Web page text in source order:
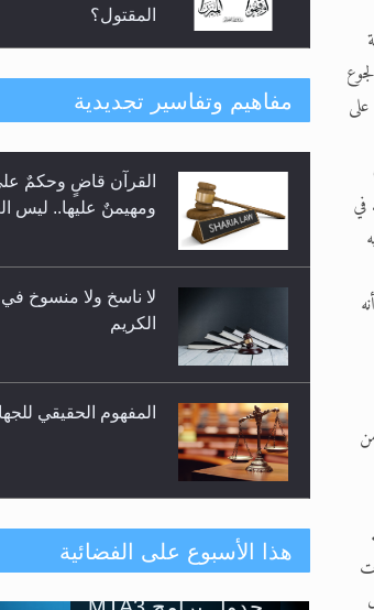
البلاستيكية وطلاء
هل يُحسب حول
الميلادية أو الهجرية؟
هل يجوز فتح مشروع
للمحجبات وغير
مفاهيم وتفاسير تجديدية
لا ناسخ ولا منسوخ
الكريم
المفهوم الحقيقي
سورة التكوير تُنبئ
حقيقة المسيح الدجال
هذا الأسبوع على الفضائية